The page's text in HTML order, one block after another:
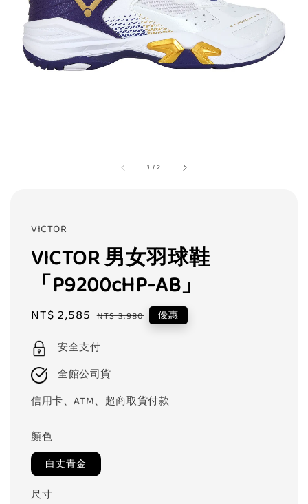
1 /2
VICTOR
VICTOR 男女羽球鞋
「P9200cHP-AB」
Sale
NT$ 2,585 Regular
NT$ 3,980 優惠
安全支付
全館公司貨
信用卡、ATM、超商取貨付款
顏色
白丈青金
尺寸